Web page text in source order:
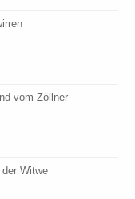
vom Zöllner
Witwe